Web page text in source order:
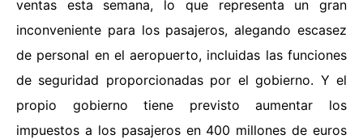
ventas esta semana, lo que representa un gran
inconveniente para los pasajeros, alegando escasez
de personal en el aeropuerto, incluidas las funciones
de seguridad proporcionadas por el gobierno. Y el
propio gobierno tiene previsto aumentar los
impuestos a los pasajeros en 400 millones de euros